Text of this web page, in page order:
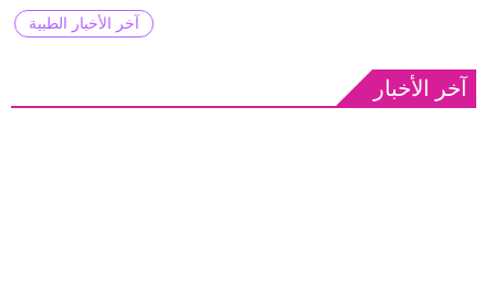
آخر الأخبار الطبية
آخر الأخبار